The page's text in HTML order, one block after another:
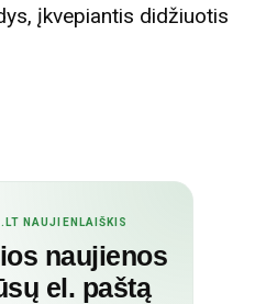
įkvepiantis didžiuotis
NAUJIENLAIŠKIS
naujienos
el. paštą